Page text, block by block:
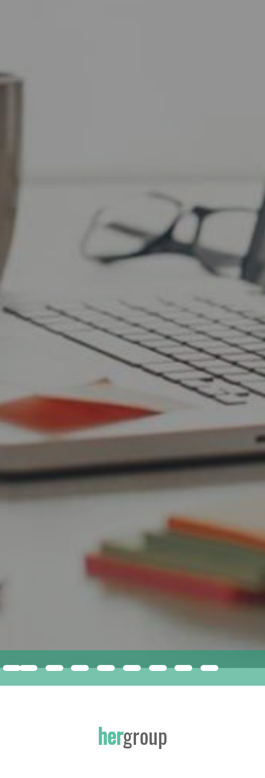
ISMERJE MEG A JÖVŐ ÉPÍTŐANYAGÁT!
INNOVATÍV, SOKOLDALÚ EPS KIZÁRÓLAG A HERGROUP-NÁL
hergroup